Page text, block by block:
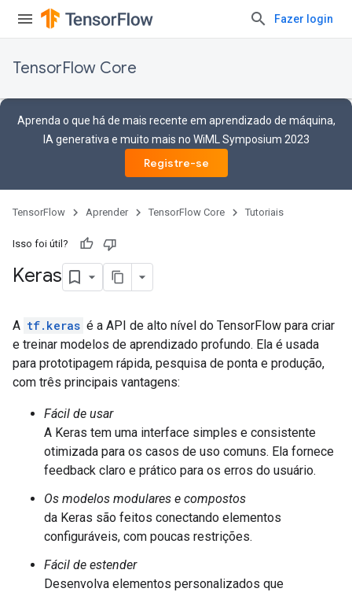
Fazer login
TensorFlow Core
Aprenda o que há de mais recente em aprendizado de máquina,
IA generativa e muito mais no WiML Symposium 2023
Registre-se
TensorFlow Aprender TensorFlow Core Tutoriais
Isso foi útil?
Keras
A tf.keras é a API de alto nível do TensorFlow para criar
e treinar modelos de aprendizado profundo. Ela é usada
para prototipagem rápida, pesquisa de ponta e produção,
com três principais vantagens:
Fácil de usar
A Keras tem uma interface simples e consistente
otimizada para os casos de uso comuns. Ela fornece
feedback claro e prático para os erros do usuário.
Os modelos modulares e compostos
da Keras são feitos conectando elementos
configuráveis, com poucas restrições.
Fácil de estender
Desenvolva elementos personalizados que